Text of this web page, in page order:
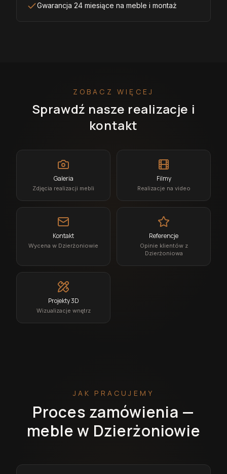
Gwarancja 24 miesiące na meble i montaż
ZOBACZ WIĘCEJ
Sprawdź nasze realizacje i
kontakt
Galeria
Zdjęcia realizacji mebli
Filmy
Realizacje na video
Kontakt
Wycena w Dzierżoniowie
Referencje
Opinie klientów z
Dzierżoniowa
Projekty 3D
Wizualizacje wnętrz
JAK PRACUJEMY
Proces zamówienia —
meble w Dzierżoniowie